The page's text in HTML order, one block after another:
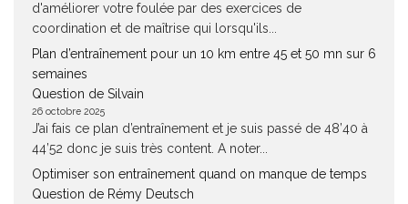
d'améliorer votre foulée par des exercices de
coordination et de maîtrise qui lorsqu'ils...
Plan d’entraînement pour un 10 km entre 45 et 50 mn sur 6
semaines
Question de Silvain
26 octobre 2025
J’ai fais ce plan d’entraînement et je suis passé de 48’40 à
44’52 donc je suis très content. A noter...
Optimiser son entraînement quand on manque de temps
Question de Rémy Deutsch